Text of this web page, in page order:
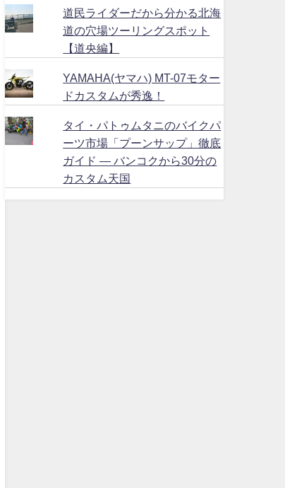
道民ライダーだから分かる北海
道の穴場ツーリングスポット
【道央編】
YAMAHA(ヤマハ) MT-07モター
ドカスタムが秀逸！
タイ・パトゥムタニのバイクパ
ーツ市場「プーンサップ」徹底
ガイド ― バンコクから30分の
カスタム天国